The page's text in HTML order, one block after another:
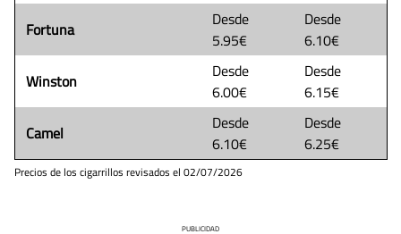
Fortuna
Desde
5.95€
Desde
6.10€
Winston
Desde
6.00€
Desde
6.15€
Camel
Desde
6.10€
Desde
6.25€
Precios de los cigarrillos revisados el 02/07/2026
PUBLICIDAD